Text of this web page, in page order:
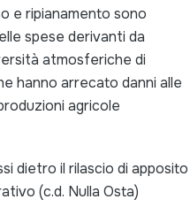
e ripianamento sono
spese derivanti da
atmosferiche di
hanno arrecato danni alle
agricole
dietro il rilascio di apposito
(c.d. Nulla Osta)